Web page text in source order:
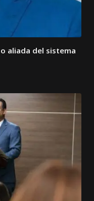
aliada del sistema